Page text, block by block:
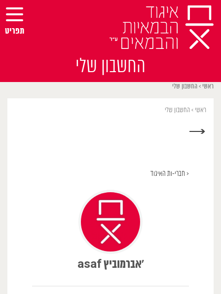
Skip
content
החשבון שלי
תפריט
ראשי > החשבון שלי
ראשי > החשבון שלי
→
< חברי-ות האיגוד
‪asaf אברמוביץ'